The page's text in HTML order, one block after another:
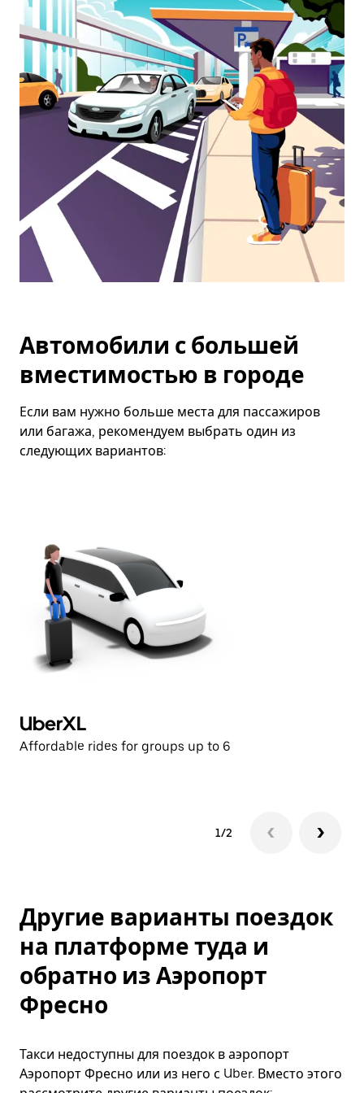
календарю
выбрать
дату.
Чтобы
закрыть
календарь,
нажмите
Esc.
Автомобили с большей
вместимостью в городе
Если вам нужно больше места для пассажиров
или багажа, рекомендуем выбрать один из
следующих вариантов:
UberXL
Affordable rides for groups up to 6
1/2
Другие варианты поездок
на платформе туда и
обратно из Аэропорт
Фресно
Такси недоступны для поездок в аэропорт
Аэропорт Фресно или из него с Uber. Вместо этого